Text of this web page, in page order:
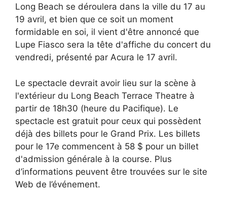
Long Beach se déroulera dans la ville du 17 au
19 avril, et bien que ce soit un moment
formidable en soi, il vient d'être annoncé que
Lupe Fiasco sera la tête d'affiche du concert du
vendredi, présenté par Acura le 17 avril.
Le spectacle devrait avoir lieu sur la scène à
l'extérieur du Long Beach Terrace Theatre à
partir de 18h30 (heure du Pacifique). Le
spectacle est gratuit pour ceux qui possèdent
déjà des billets pour le Grand Prix. Les billets
pour le 17e commencent à 58 $ pour un billet
d'admission générale à la course. Plus
d’informations peuvent être trouvées sur le site
Web de l’événement.